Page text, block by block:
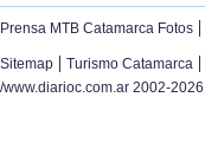
Prensa MTB Catamarca Fotos |
Sitemap | Turismo Catamarca |
/www.diarioc.com.ar 2002-2026